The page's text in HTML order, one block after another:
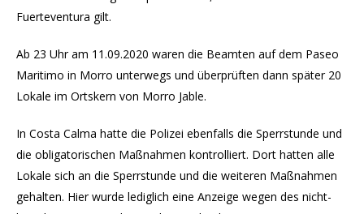
Fuerteventura gilt.
Ab 23 Uhr am 11.09.2020 waren die Beamten auf dem Paseo
Maritimo in Morro unterwegs und überprüften dann später 20
Lokale im Ortskern von Morro Jable.
In Costa Calma hatte die Polizei ebenfalls die Sperrstunde und
die obligatorischen Maßnahmen kontrolliert. Dort hatten alle
Lokale sich an die Sperrstunde und die weiteren Maßnahmen
gehalten. Hier wurde lediglich eine Anzeige wegen des nicht-